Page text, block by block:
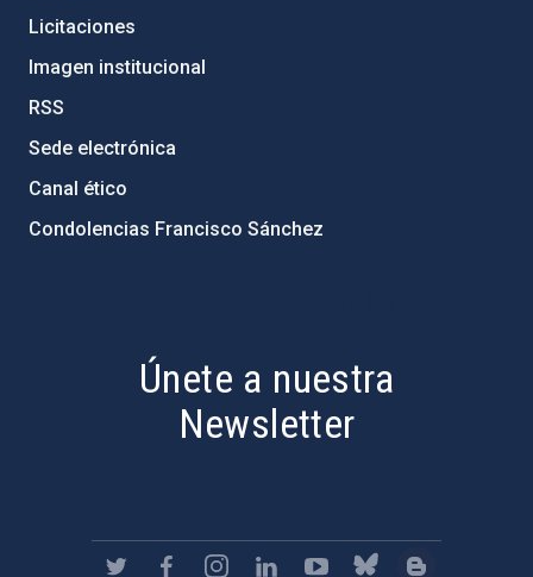
Licitaciones
Imagen institucional
RSS
Sede electrónica
Canal ético
Condolencias Francisco Sánchez
Únete a nuestra
Newsletter